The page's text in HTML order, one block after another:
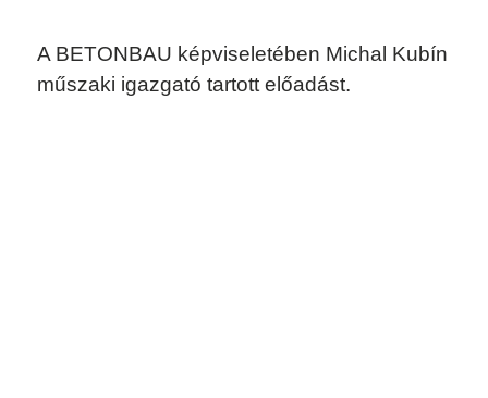
KAPCSOLAT
A BETONBAU képviseletében Michal Kubín
műszaki igazgató tartott előadást.